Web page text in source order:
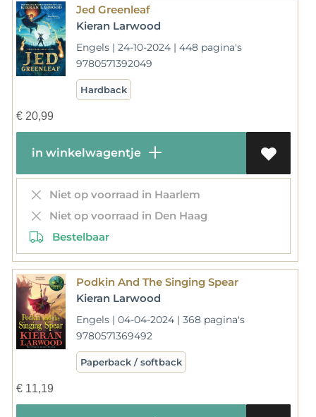
Jed Greenleaf
Kieran Larwood
Engels | 24-10-2024 | 448 pagina's
9780571392049
Hardback
€20,99
in winkelwagentje
Niet op voorraad in Haarlem
Niet op voorraad in Den Haag
Bestelbaar
Podkin And The Singing Spear
Kieran Larwood
Engels | 04-04-2024 | 368 pagina's
9780571369492
Paperback / softback
€11,19